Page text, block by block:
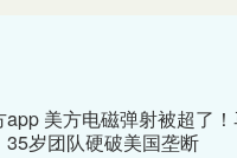
app 美方电磁弹射被超了！
35岁团队硬破美国垄断